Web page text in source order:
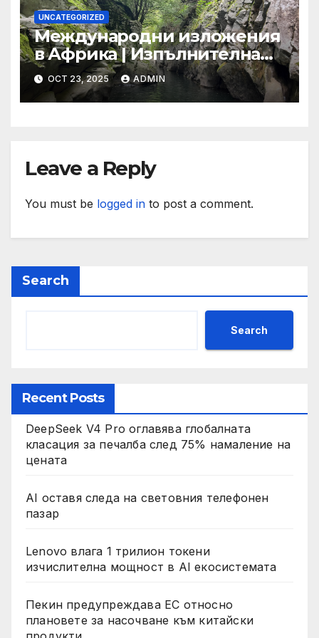
UNCATEGORIZED
Международни изложения
в Африка | Изпълнителна
агенция за насърчаване на
малките и средните
предприятия
OCT 23, 2025 ADMIN
Leave a Reply
You must be logged in to post a comment.
Search
Search
Recent Posts
DeepSeek V4 Pro оглавява глобалната
класация за печалба след 75% намаление на
цената
AI оставя следа на световния телефонен
пазар
Lenovo влага 1 трилион токени
изчислителна мощност в AI екосистемата
Пекин предупреждава ЕС относно
плановете за насочване към китайски